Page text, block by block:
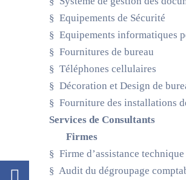
§ Equipements de Sécurité
§ Equipements informatiques
§ Fournitures de bureau
§ Téléphones cellulaires
§ Décoration et Design de
§ Fourniture des installations
Services de Consultants
Firmes
§ Firme d’assistance
§ Audit du dégroupage